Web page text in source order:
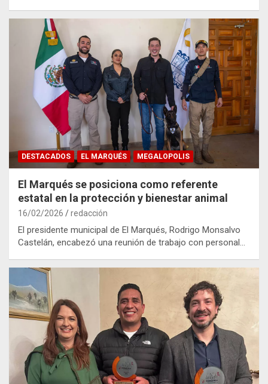
DESTACADOS EL MARQUÉS MEGALOPOLIS
El Marqués se posiciona como referente
estatal en la protección y bienestar animal
16/02/2026 redacción
El presidente municipal de El Marqués, Rodrigo Monsalvo
Castelán, encabezó una reunión de trabajo con personal…